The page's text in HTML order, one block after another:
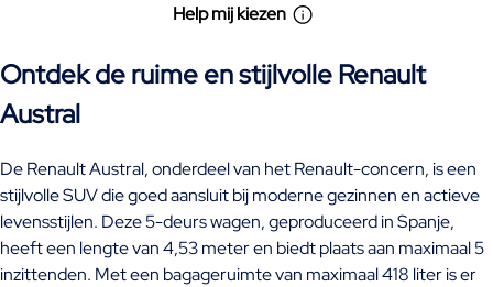
Help mij kiezen
Ontdek de ruime en stijlvolle Renault
Austral
De Renault Austral, onderdeel van het Renault-concern, is een
stijlvolle SUV die goed aansluit bij moderne gezinnen en actieve
levensstijlen. Deze 5-deurs wagen, geproduceerd in Spanje,
heeft een lengte van 4,53 meter en biedt plaats aan maximaal 5
inzittenden. Met een bagageruimte van maximaal 418 liter is er